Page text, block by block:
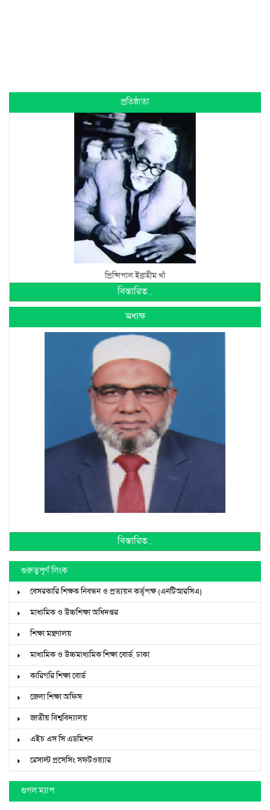
প্রতিষ্ঠাতা
প্রিন্সিপাল ইব্রাহীম খাঁ
বিস্তারিত...
অধ্যক্ষ
বিস্তারিত...
গুরুত্বপূর্ণ লিংক
বেসরকারি শিক্ষক নিবন্ধন ও প্রত্যয়ন কর্তৃপক্ষ (এনটিআরসিএ)
মাধ্যমিক ও উচ্চশিক্ষা অধিদপ্তর
শিক্ষা মন্ত্রণালয়
মাধ্যমিক ও উচ্চমাধ্যমিক শিক্ষা বোর্ড, ঢাকা
কারিগরি শিক্ষা বোর্ড
জেলা শিক্ষা অফিস
জাতীয় বিশ্ববিদ্যালয়
এইচ এস সি এডমিশন
রেসাল্ট প্রসেসিং সফটওয়্যার
গুগল ম্যাপ